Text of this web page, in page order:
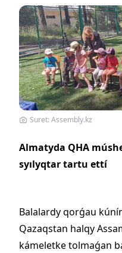
Suret: Assembly.kz
Almatyda QHA
syılyqtar tartu ettí
Balalardy qorǵau
Qazaqstan halqy
kámeletke tolmaǵan